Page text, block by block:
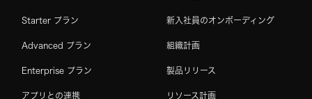
Starter プラン
Advanced プラン
Enterprise プラン
アプリとの連携
新入社員のオンボーディング
組織計画
製品リリース
リソース計画